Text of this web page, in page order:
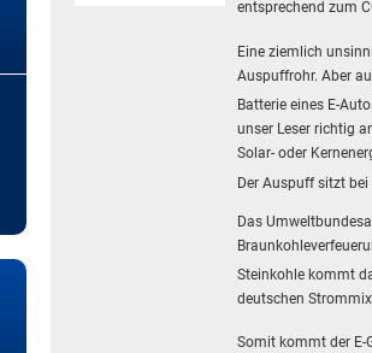
entsprechend zum
Eine ziemlich
Auspuffrohr. Aber
Batterie eines E-
unser Leser richtig
Solar- oder
Der Auspuff sitzt
Das
Steinkohle kommt
deutschen
Somit kommt der E-